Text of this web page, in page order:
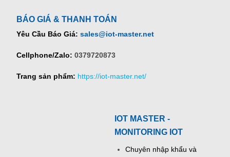
BÁO GIÁ & THANH TOÁN
Yêu Cầu Báo Giá: sales@iot-master.net
Cellphone/Zalo: 0379720873
Trang sản phẩm: https://iot-master.net/
IOT MASTER -
MONITORING IOT
Chuyên nhập khẩu và